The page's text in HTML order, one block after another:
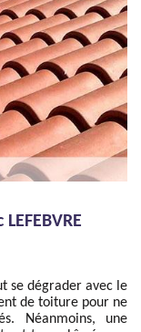
se dégrader avec le
de toiture pour ne
Néanmoins, une